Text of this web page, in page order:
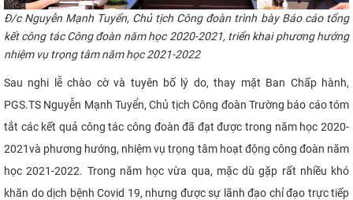
Đ/c Nguyễn Mạnh Tuyển, Chủ tịch Công đoàn trình bày Báo cáo tổng
kết công tác Công đoàn năm học 2020-2021, triển khai phương hướng
nhiệm vụ trọng tâm năm học 2021-2022
Sau nghi lễ chào cờ và tuyên bố lý do, thay mặt Ban Chấp hành,
PGS.TS Nguyễn Mạnh Tuyển, Chủ tịch Công đoàn Trường báo cáo tóm
tắt các kết quả công tác công đoàn đã đạt được trong năm học 2020-
2021và phương hướng, nhiệm vụ trọng tâm hoạt động công đoàn năm
học 2021-2022. Trong năm học vừa qua, mặc dù gặp rất nhiều khó
khăn do dịch bệnh Covid 19, nhưng được sự lãnh đạo chỉ đạo trực tiếp